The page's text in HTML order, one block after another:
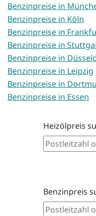
Benzinpreise in
Benzinpreise in Köln
Benzinpreise in
Benzinpreise in
Benzinpreise in
Benzinpreise in Leipzig
Benzinpreise in
Benzinpreise in Essen
Heizölpreis
Benzinpreis